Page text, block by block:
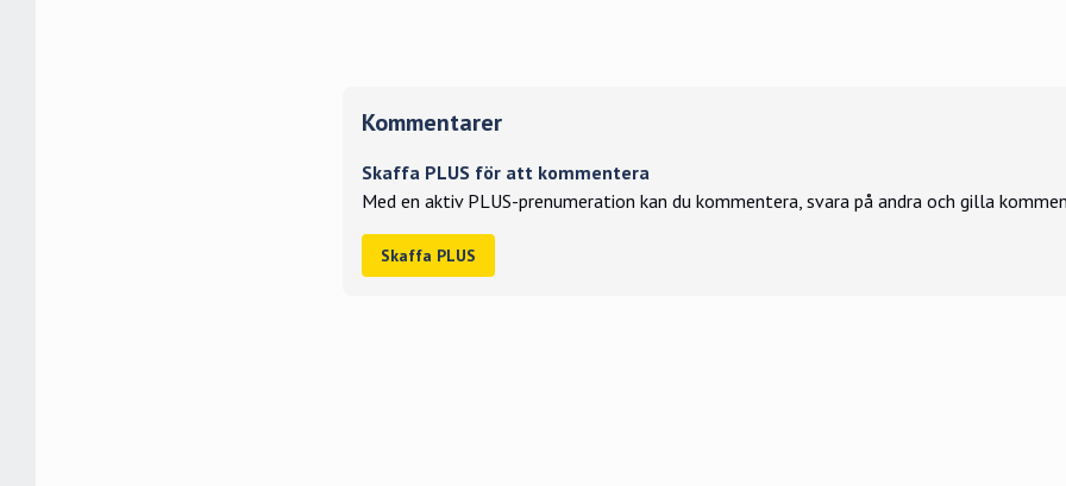
Kommentarer
Skaffa PLUS för att kommentera
Med en aktiv PLUS-prenumeration kan du kommentera, svara på andra och gilla
Skaffa PLUS